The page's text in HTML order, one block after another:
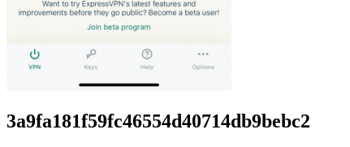
3a9fa181f59fc46554d40714db9bebc2